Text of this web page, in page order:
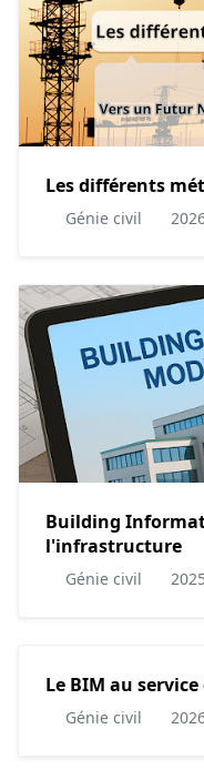
Les différents
Génie civil
Building
l'infrastructure
Génie civil
Le BIM au
Génie civil